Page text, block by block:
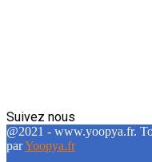
Suivez nous
Facebook
Twitter
Linkedin
@2021 - www.yoopya.fr.
parYoopya.fr